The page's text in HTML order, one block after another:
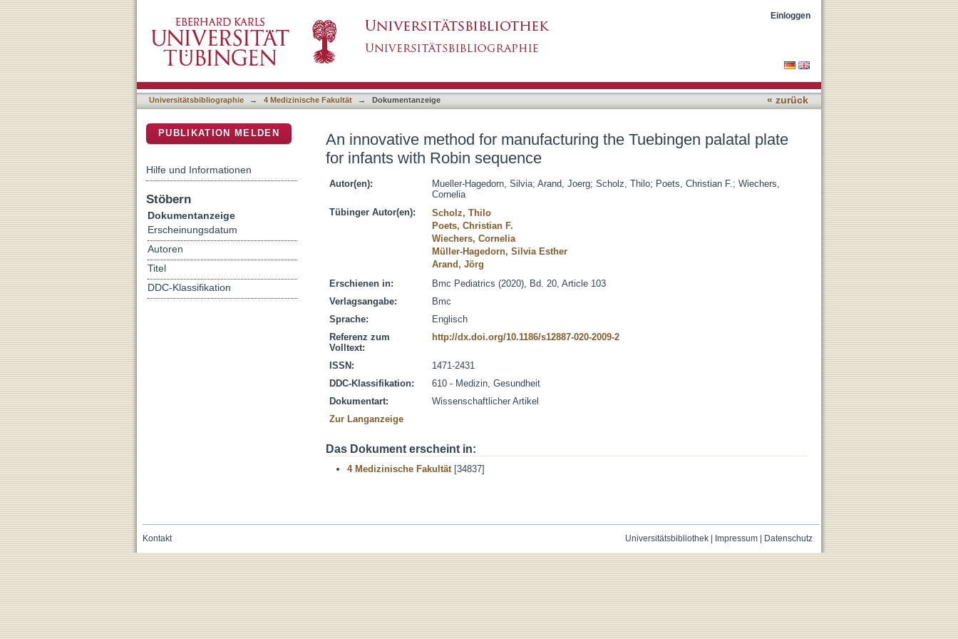
sequence
Einloggen
Universitätsbibliographie → 4 Medizinische Fakultät → Dokumentanzeige « zurück
An innovative method for manufacturing the Tuebingen palatal plate
for infants with Robin sequence
Autor(en): Mueller-Hagedorn, Silvia; Arand, Joerg; Scholz, Thilo; Poets, Christian F.; Wiechers,
Cornelia
Tübinger Autor(en):
Scholz, Thilo
Poets, Christian F.
Wiechers, Cornelia
Müller-Hagedorn, Silvia Esther
Arand, Jörg
Erschienen in:
Bmc Pediatrics (2020), Bd. 20, Article 103
Verlagsangabe:
Bmc
Sprache:
Englisch
Referenz zum
Volltext:
http://dx.doi.org/10.1186/s12887-020-2009-2
ISSN:
1471-2431
DDC-Klassifikation:
610 - Medizin, Gesundheit
Dokumentart:
Wissenschaftlicher Artikel
Zur Langanzeige
Das Dokument erscheint in:
4 Medizinische Fakultät[34837]
PUBLIKATION MELDEN
Hilfe und Informationen
Stöbern
Dokumentanzeige
Erscheinungsdatum
Autoren
Titel
DDC-Klassifikation
Universitätsbibliothek| Impressum| Datenschutz
Kontakt